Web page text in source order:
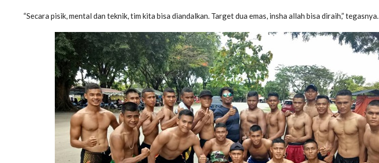
“Secara pisik, mental dan teknik, tim kita bisa diandalkan. Target dua emas, insha allah bisa diraih,” tegasnya.